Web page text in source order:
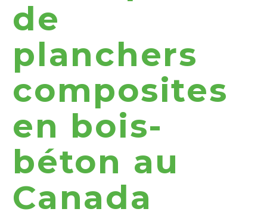
de
planchers
composites
en bois-
béton au
Canada